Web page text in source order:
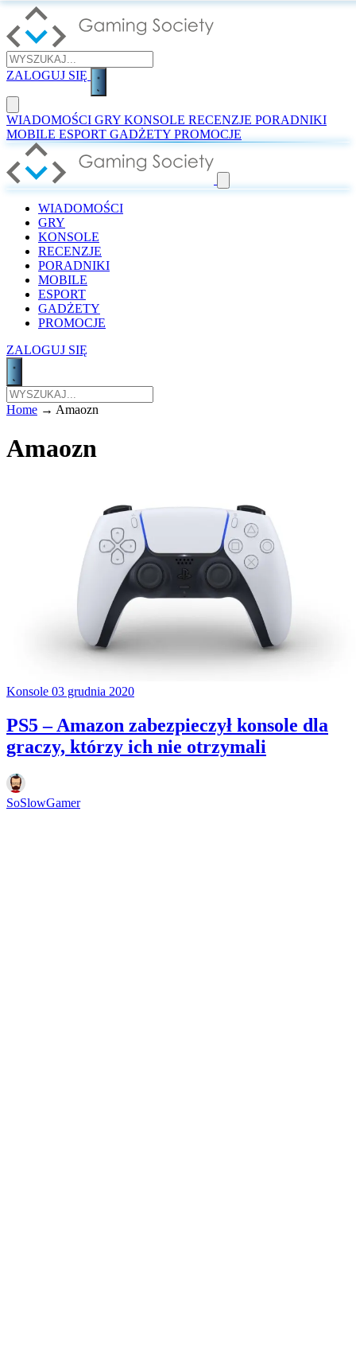
ZALOGUJ SIĘ
WIADOMOŚCI GRY KONSOLE RECENZJE PORADNIKI
MOBILE ESPORT GADŻETY PROMOCJE
WIADOMOŚCI
GRY
KONSOLE
RECENZJE
PORADNIKI
MOBILE
ESPORT
GADŻETY
PROMOCJE
ZALOGUJ SIĘ
Home → Amaozn
Amaozn
Konsole 03 grudnia 2020
PS5 – Amazon zabezpieczył konsole dla
graczy, którzy ich nie otrzymali
SoSlowGamer